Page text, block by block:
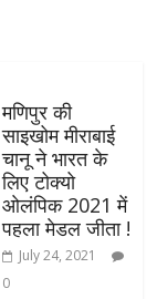
मणिपुर की
साइखोम मीराबाई
चानू ने भारत के
लिए टोक्यो
ओलंपिक 2021 में
पहला मेडल जीता !
July 24, 2021
0